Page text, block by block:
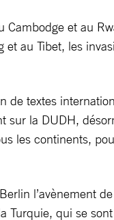
et au
au Tibet, les
de textes
la DUDH,
les continents,
l’avènement
Turquie, qui se